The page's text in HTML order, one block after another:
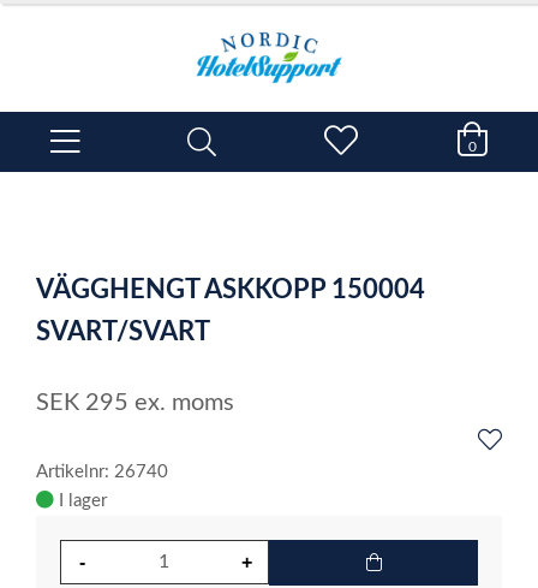
0
VÄGGHENGT ASKKOPP 150004
SVART/SVART
SEK 295 ex. moms
Artikelnr: 26740
I lager